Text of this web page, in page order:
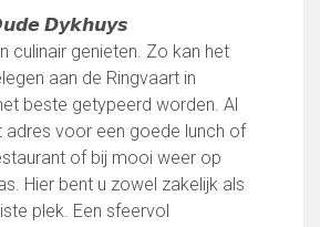
𝘿𝙮𝙠𝙝𝙪𝙮𝙨
culinair genieten. Zo kan het
aan de Ringvaart in
beste getypeerd worden. Al
adres voor een goede lunch of
of bij mooi weer op
Hier bent u zowel zakelijk als
plek. Een sfeervol